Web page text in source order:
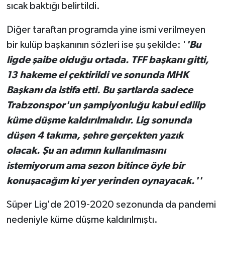
sıcak baktığı belirtildi.
Diğer taraftan programda yine ismi verilmeyen
bir kulüp başkanının sözleri ise şu şekilde: ' 'Bu
ligde şaibe olduğu ortada. TFF başkanı gitti,
13 hakeme el çektirildi ve sonunda MHK
Başkanı da istifa etti. Bu şartlarda sadece
Trabzonspor'un şampiyonluğu kabul edilip
küme düşme kaldırılmalıdır. Lig sonunda
düşen 4 takıma, şehre gerçekten yazık
olacak. Şu an adımın kullanılmasını
istemiyorum ama sezon bitince öyle bir
konuşacağım ki yer yerinden oynayacak.''
Süper Lig'de 2019-2020 sezonunda da pandemi
nedeniyle küme düşme kaldırılmıştı.